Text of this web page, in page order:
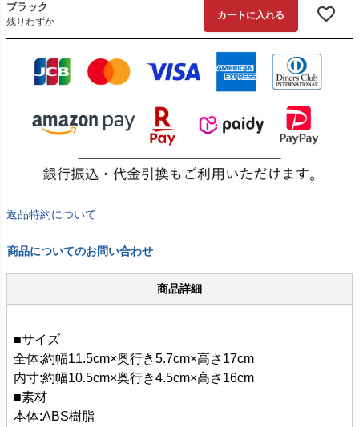
ブラック
残りわずか
カートに入れる
返品特約について
商品についてのお問い合わせ
商品詳細
■サイズ
全体:約幅11.5cm×奥行き5.7cm×高さ17cm
内寸:約幅10.5cm×奥行き4.5cm×高さ16cm
■素材
本体:ABS樹脂